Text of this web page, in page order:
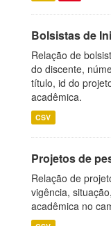
Bolsistas de
Relação de
do discente,
título, id do
acadêmica.
CSV
Projetos de
Relação de
vigência,
acadêmica no